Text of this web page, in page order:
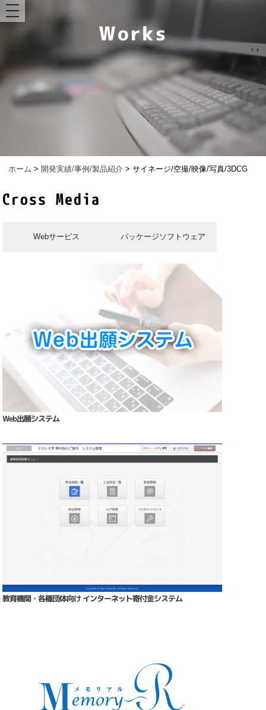
toggle
ホーム > 開発実績/事例/製品紹介 >サイネージ/空撮/映像/写真/3DCG
Cross Media
Webサービス パッケージソフトウェア
Web出願システム
教育機関・各種団体向け インターネット寄付金システム